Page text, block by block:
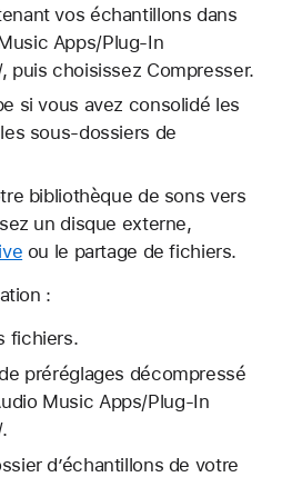
vos échantillons dans
Apps/Plug-In
puis choisissez Compresser.
si vous avez consolidé les
sous-dossiers de
bibliothèque de sons vers
un disque externe,
ou le partage de fichiers.
:
fichiers.
préréglages décompressé
Music Apps/Plug-In
d’échantillons de votre